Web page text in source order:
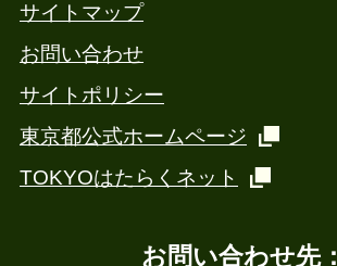
サイトマップ
お問い合わせ
サイトポリシー
東京都公式ホームページ
TOKYOはたらくネット
お問い合わせ先：